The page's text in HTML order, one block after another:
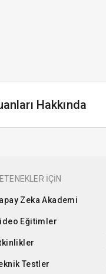
Hakkında
İÇİN
Zeka Akademi
Eğitimler
Testler